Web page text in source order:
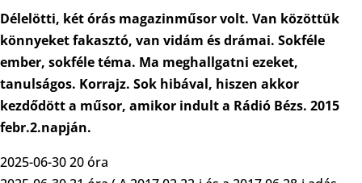
Délelötti, két órás magazinműsor volt. Van közöttük
könnyeket fakasztó, van vidám és drámai. Sokféle
ember, sokféle téma. Ma meghallgatni ezeket,
tanulságos. Korrajz. Sok hibával, hiszen akkor
kezdődött a műsor, amikor indult a Rádió Bézs. 2015
febr.2.napján.
2025-06-30 20 óra